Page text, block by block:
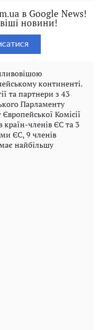
в Google News!
новини!
континенті.
та партнери з 43
Парламенту
Комісії
країн-членів ЄС та 3
ЄС, 9 членів
найбільшу